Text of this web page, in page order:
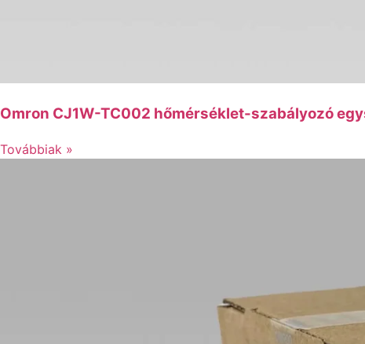
Omron CJ1W-TC002 hőmérséklet-szabályozó
Továbbiak »